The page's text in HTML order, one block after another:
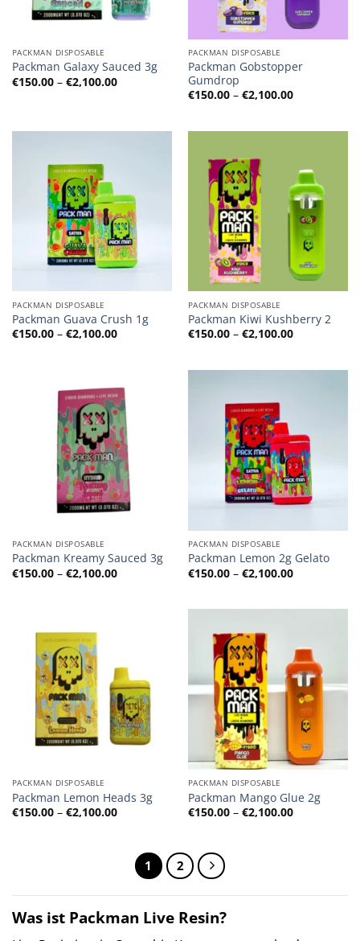
PACKMAN DISPOSABLE
Packman Galaxy Sauced 3g
€150.00 – €2,100.00Preisspanne:
€150.00
PACKMAN DISPOSABLE
Packman Gobstopper
Gumdrop
€150.00 – €2,100.00
PACKMAN DISPOSABLE
Packman Guava Crush 1g
€150.00 – €2,100.00Preisspanne:
PACKMAN DISPOSABLE
Packman Kiwi Kushberry 2
€150.00 – €2,100.00
PACKMAN DISPOSABLE
Packman Kreamy Sauced 3g
€150.00 – €2,100.00Preisspanne:
€150.00
PACKMAN DISPOSABLE
Packman Lemon 2g Gelato
€150.00 – €2,100.00
€150.00
PACKMAN DISPOSABLE
Packman Lemon Heads 3g
€150.00 – €2,100.00Preisspanne:
€150.00
PACKMAN DISPOSABLE
Packman Mango Glue 2g
€150.00 – €2,100.00
€150.00
1 2
Was ist Packman Live Resin?